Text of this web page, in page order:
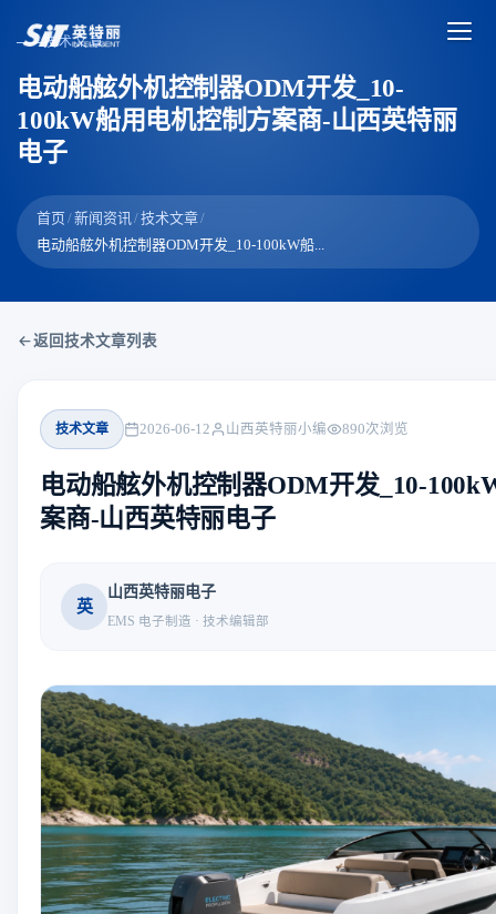
技术文章
电动船舷外机控制器ODM开发_10-
100kW船用电机控制方案商-山西英特丽
电子
首页/新闻资讯 /技术文章/
电动船舷外机控制器ODM开发_10-100kW船...
返回技术文章列表
技术文章 2026-06-12 山西英特丽小编 890次浏览
电动船舷外机控制器ODM开发_10-
案商-山西英特丽电子
英
山西英特丽电子
EMS 电子制造 · 技术编辑部